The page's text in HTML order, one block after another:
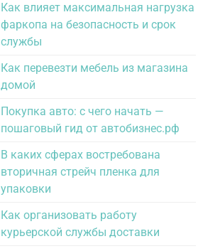
Как влияет максимальная нагрузка
фаркопа на безопасность и срок
службы
Как перевезти мебель из магазина
домой
Покупка авто: с чего начать —
пошаговый гид от автобизнес.рф
В каких сферах востребована
вторичная стрейч пленка для
упаковки
Как организовать работу
курьерской службы доставки